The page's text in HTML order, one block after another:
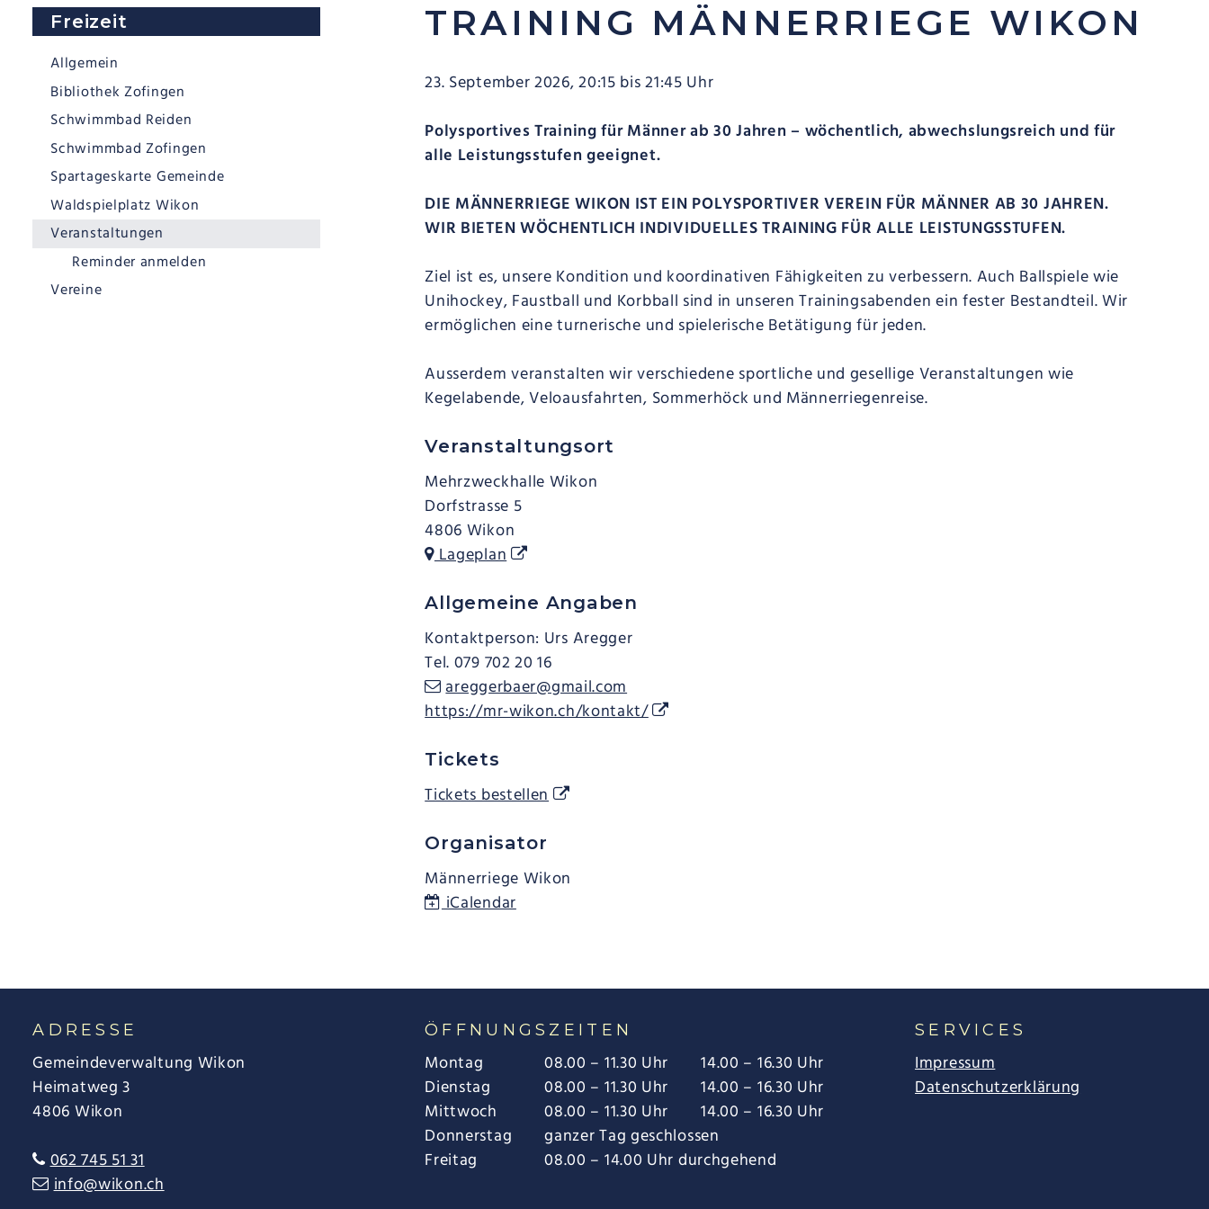
Subnavigation
Freizeit
Allgemein
Bibliothek Zofingen
Schwimmbad Reiden
Schwimmbad Zofingen
Spartageskarte Gemeinde
Waldspielplatz Wikon
Veranstaltungen
Reminder anmelden
Vereine
TRAINING MÄNNERRIEGE WIKON
23. September 2026, 20:15 bis 21:45 Uhr
Polysportives Training für Männer ab 30 Jahren – wöchentlich, abwechslungsreich und für
alle Leistungsstufen geeignet.
DIE MÄNNERRIEGE WIKON IST EIN POLYSPORTIVER VEREIN FÜR MÄNNER AB 30 JAHREN.
WIR BIETEN WÖCHENTLICH INDIVIDUELLES TRAINING FÜR ALLE LEISTUNGSSTUFEN.
Ziel ist es, unsere Kondition und koordinativen Fähigkeiten zu verbessern. Auch Ballspiele wie
Unihockey, Faustball und Korbball sind in unseren Trainingsabenden ein fester Bestandteil. Wir
ermöglichen eine turnerische und spielerische Betätigung für jeden.
Ausserdem veranstalten wir verschiedene sportliche und gesellige Veranstaltungen wie
Kegelabende, Veloausfahrten, Sommerhöck und Männerriegenreise.
Veranstaltungsort
Mehrzweckhalle Wikon
Dorfstrasse 5
4806 Wikon
Lageplan
Allgemeine Angaben
Kontaktperson: Urs Aregger
Tel. 079 702 20 16
areggerbaer@gmail.com
https://mr-wikon.ch/kontakt/
Tickets
Tickets bestellen
Organisator
Männerriege Wikon
iCalendar
FOOTER
ADRESSE
Gemeindeverwaltung Wikon
Heimatweg 3
4806 Wikon
062 745 51 31
info@wikon.ch
ÖFFNUNGSZEITEN
Montag 08.00 – 11.30 Uhr
14.00 – 16.30 Uhr
Dienstag
08.00 – 11.30 Uhr
14.00 – 16.30 Uhr
Mittwoch
08.00 – 11.30 Uhr
14.00 – 16.30 Uhr
Donnerstag
ganzer Tag geschlossen
Freitag
08.00 – 14.00 Uhr durchgehend
SERVICES
Impressum
Datenschutzerklärung